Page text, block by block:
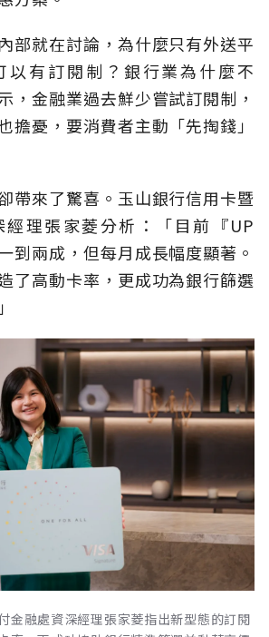
部就在討論，為什麼只有外送平
以有訂閱制？銀行業為什麼不
，金融業過去鮮少嘗試訂閱制，
擔憂，要消費者主動「先掏錢」
帶來了驚喜。玉山銀行信用卡暨
經理張家菱分析：「目前『UP
到兩成，但每月成長幅度顯著。
了高動卡率，更成功為銀行篩選
金融處資深經理張家菱指出新型態的訂閱